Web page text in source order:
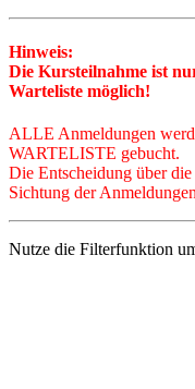
Hinweis:
Die Kursteilnahme ist
Warteliste möglich!
ALLE Anmeldungen
WARTELISTE gebucht.
Die Entscheidung über
Sichtung der
Nutze die Filterfunktion